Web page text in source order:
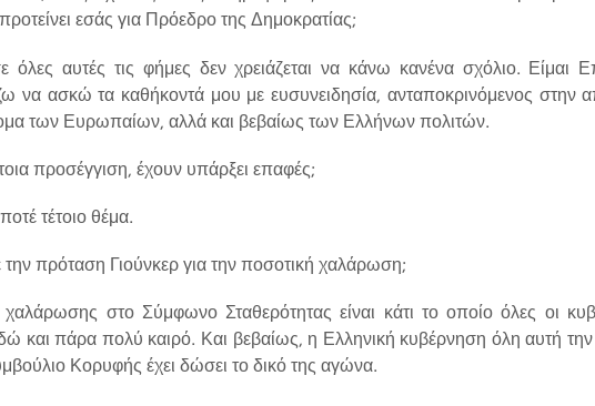
εσάς για Πρόεδρο της Δημοκρατίας;
αυτές τις φήμες δεν χρειάζεται να κάνω κανένα σχόλιο. Είμαι
να ασκώ τα καθήκοντά μου με ευσυνειδησία, ανταποκρινόμενος στην
των Ευρωπαίων, αλλά και βεβαίως των Ελλήνων πολιτών.
προσέγγιση, έχουν υπάρξει επαφές;
τέτοιο θέμα.
πρόταση Γιούνκερ για την ποσοτική χαλάρωση;
στο Σύμφωνο Σταθερότητας είναι κάτι το οποίο όλες οι
και πάρα πολύ καιρό. Και βεβαίως, η Ελληνική κυβέρνηση όλη αυτή
Κορυφής έχει δώσει το δικό της αγώνα.